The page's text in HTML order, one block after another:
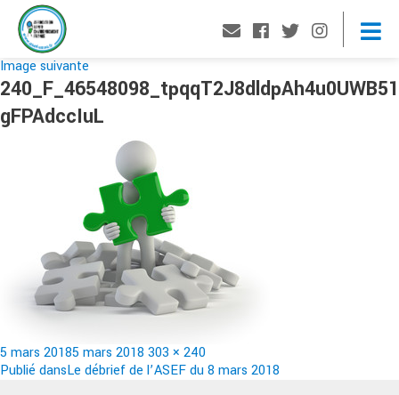
Image suivante
240_F_46548098_tpqqT2J8dldpAh4u0UWB51
gFPAdccIuL
Publié
le
5 mars 20185 mars 2018 Taille
réelle
303 × 240
Navigation
Publié dansLe débrief de l’ASEF du 8 mars 2018